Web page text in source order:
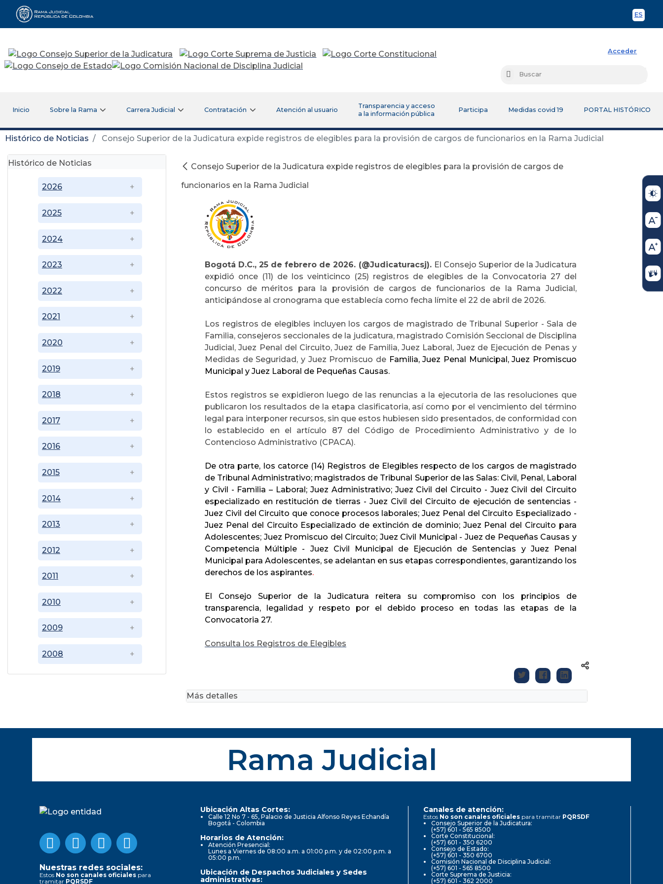
ES
Rama Judicial
Acceder
Buscar
Inicio Sobre la Rama Carrera Judicial Contratación Atención al usuario
Transparencia y acceso
a la información pública
Participa Medidas covid 19 PORTAL HISTÓRICO
Histórico de Noticias Consejo Superior de la Judicatura expide registros de elegibles para la provisión de cargos de funcionarios en la Rama Judicial
Histórico de Noticias
2008
2009
2010
2011
2012
2013
2014
2015
2016
2017
2018
2019
2020
2021
2022
2023
2024
2025
2026
Consejo Superior de la Judicatura expide registros de elegibles para la provisión de cargos de
funcionarios en la Rama Judicial
Bogotá D.C., 25 de febrero de 2026. (@Judicaturacsj). El Consejo Superior de la Judicatura
expidió once (11) de los veinticinco (25) registros de elegibles de la Convocatoria 27 del
concurso de méritos para la provisión de cargos de funcionarios de la Rama Judicial,
anticipándose al cronograma que establecía como fecha límite el 22 de abril de 2026.
Los registros de elegibles incluyen los cargos de magistrado de Tribunal Superior - Sala de
Familia, consejeros seccionales de la judicatura, magistrado Comisión Seccional de Disciplina
Judicial, Juez Penal del Circuito, Juez de Familia, Juez Laboral, Juez de Ejecución de Penas y
Medidas de Seguridad, y Juez Promiscuo de Familia, Juez Penal Municipal, Juez Promiscuo
Municipal y Juez Laboral de Pequeñas Causas.
Estos registros se expidieron luego de las renuncias a la ejecutoria de las resoluciones que
publicaron los resultados de la etapa clasificatoria, así como por el vencimiento del término
legal para interponer recursos, sin que estos hubiesen sido presentados, de conformidad con
lo establecido en el artículo 87 del Código de Procedimiento Administrativo y de lo
Contencioso Administrativo (CPACA).
De otra parte, los catorce (14) Registros de Elegibles respecto de los cargos de magistrado
de Tribunal Administrativo; magistrados de Tribunal Superior de las Salas: Civil, Penal, Laboral
y Civil - Familia – Laboral; Juez Administrativo; Juez Civil del Circuito - Juez Civil del Circuito
especializado en restitución de tierras - Juez Civil del Circuito de ejecución de sentencias -
Juez Civil del Circuito que conoce procesos laborales; Juez Penal del Circuito Especializado -
Juez Penal del Circuito Especializado de extinción de dominio; Juez Penal del Circuito para
Adolescentes; Juez Promiscuo del Circuito; Juez Civil Municipal - Juez de Pequeñas Causas y
Competencia Múltiple - Juez Civil Municipal de Ejecución de Sentencias y Juez Penal
Municipal para Adolescentes, se adelantan en sus etapas correspondientes, garantizando los
derechos de los aspirantes.
El Consejo Superior de la Judicatura reitera su compromiso con los principios de
transparencia, legalidad y respeto por el debido proceso en todas las etapas de la
Convocatoria 27.
Consulta los Registros de Elegibles
Más detalles
Rama Judicial
Nuestras redes sociales:
Estos No son canales oficiales para
tramitar PQRSDF
Ubicación Altas Cortes:
Calle 12 No 7 - 65, Palacio de Justicia Alfonso Reyes Echandía
Bogotá - Colombia
Horarios de Atención:
Atención Presencial:
Lunes a Viernes de 08:00 a.m. a 01:00 p.m. y de 02:00 p.m. a
05:00 p.m.
Ubicación de Despachos Judiciales y Sedes
administrativas:
Canales de atención:
Estos No son canales oficiales para tramitar PQRSDF
Consejo Superior de la Judicatura:
(+57) 601 - 565 8500
Corte Constitucional:
(+57) 601 - 350 6200
Consejo de Estado:
(+57) 601 - 350 6700
Comisión Nacional de Disciplina Judicial:
(+57) 601 - 565 8500
Corte Suprema de Justicia:
(+57) 601 - 362 2000